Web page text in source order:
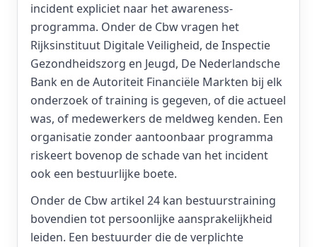
incident expliciet naar het awareness-
programma. Onder de Cbw vragen het
Rijksinstituut Digitale Veiligheid, de Inspectie
Gezondheidszorg en Jeugd, De Nederlandsche
Bank en de Autoriteit Financiële Markten bij elk
onderzoek of training is gegeven, of die actueel
was, of medewerkers de meldweg kenden. Een
organisatie zonder aantoonbaar programma
riskeert bovenop de schade van het incident
ook een bestuurlijke boete.
Onder de Cbw artikel 24 kan bestuurstraining
bovendien tot persoonlijke aansprakelijkheid
leiden. Een bestuurder die de verplichte